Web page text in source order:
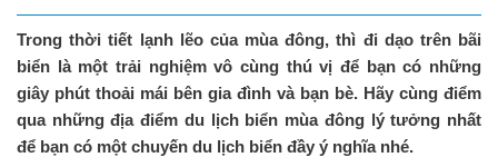
Trong thời tiết lạnh lẽo của mùa đông, thì đi dạo trên bãi
biển là một trải nghiệm vô cùng thú vị để bạn có những
giây phút thoải mái bên gia đình và bạn bè. Hãy cùng điểm
qua những địa điểm du lịch biển mùa đông lý tưởng nhất
để bạn có một chuyến du lịch biển đầy ý nghĩa nhé.